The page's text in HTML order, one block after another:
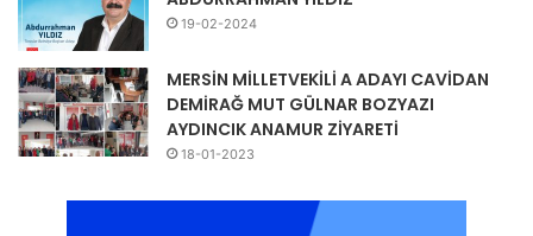
19-02-2024
MERSİN MİLLETVEKİLİ A ADAYI CAVİDAN
DEMİRAĞ MUT GÜLNAR BOZYAZI
AYDINCIK ANAMUR ZİYARETİ
18-01-2023